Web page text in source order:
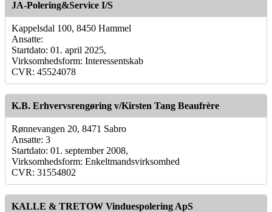
JA-Polering&Service I/S
Kappelsdal 100, 8450 Hammel
Ansatte:
Startdato: 01. april 2025,
Virksomhedsform: Interessentskab
CVR: 45524078
K.B. Erhvervsrengøring v/Kirsten Tang Beaufrère
Rønnevangen 20, 8471 Sabro
Ansatte: 3
Startdato: 01. september 2008,
Virksomhedsform: Enkeltmandsvirksomhed
CVR: 31554802
KALLE & TRETOW Vinduespolering ApS